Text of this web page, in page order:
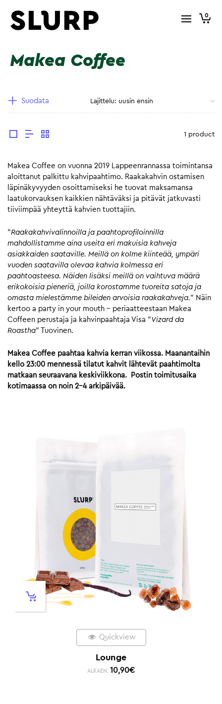
0
Makea Coffee
Suodata
1 product
Makea Coffee on vuonna 2019 Lappeenrannassa toimintansa
aloittanut palkittu kahvipaahtimo. Raakakahvin ostamisen
läpinäkyvyyden osoittamiseksi he tuovat maksamansa
laatukorvauksen kaikkien nähtäväksi ja pitävät jatkuvasti
tiiviimpää yhteyttä kahvien tuottajiin.
”Raakakahvivalinnoilla ja paahtoprofiloinnilla
mahdollistamme aina useita eri makuisia kahveja
asiakkaiden saataville. Meillä on kolme kiinteää, ympäri
vuoden saatavilla olevaa kahvia kolmessa eri
paahtoasteesa. Näiden lisäksi meillä on vaihtuva määrä
erikokoisia pieneriä, joilla korostamme tuoreita satoja ja
omasta mielestämme bileiden arvoisia raakakahveja.” Näin
kertoo a party in your mouth – periaatteestaan Makea
Coffeen perustaja ja kahvinpaahtaja Visa ”Vizard da
Roastha” Tuovinen.
Makea Coffee paahtaa kahvia kerran viikossa. Maanantaihin
kello 23:00 mennessä tilatut kahvit lähtevät paahtimolta
matkaan seuraavana keskiviikkona. Postin toimitusaika
kotimaassa on noin 2-4 arkipäivää.
Quickview
Lounge
ALKAEN: 10,90€